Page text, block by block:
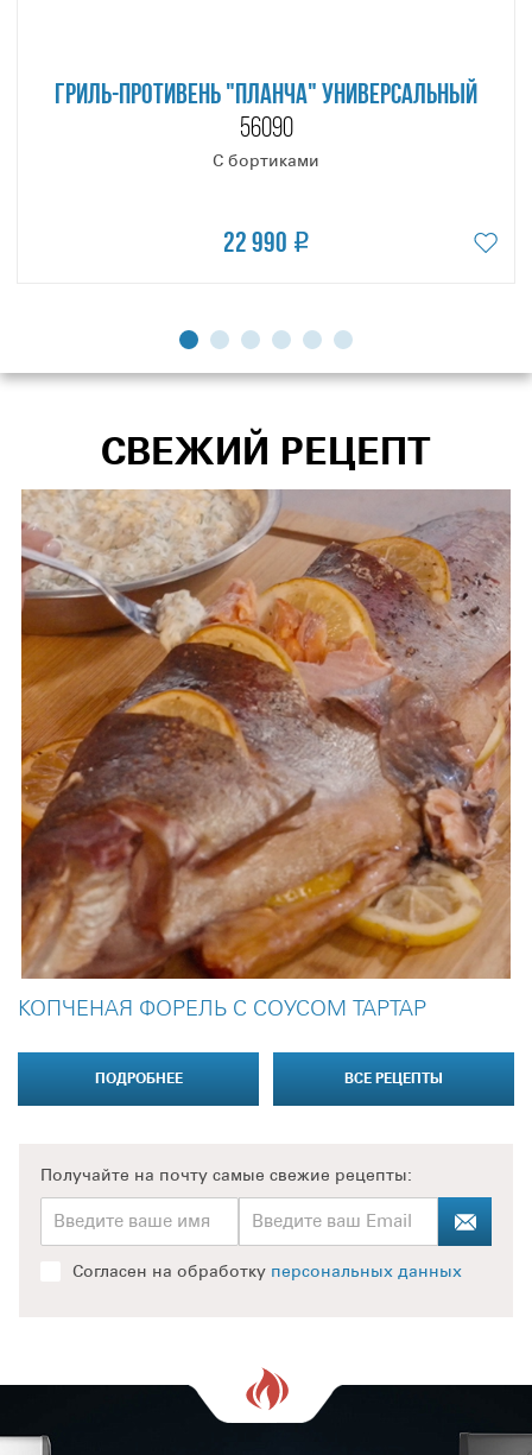
ГРИЛЬ-ПРОТИВЕНЬ "ПЛАНЧА" УНИВЕРСАЛЬНЫЙ
56090
С бортиками
22 990
СВЕЖИЙ РЕЦЕПТ
КОПЧЕНАЯ ФОРЕЛЬ С СОУСОМ ТАРТАР
ПОДРОБНЕЕ ВСЕ РЕЦЕПТЫ
Получайте на почту самые свежие рецепты:
Согласен на обработку персональных данных